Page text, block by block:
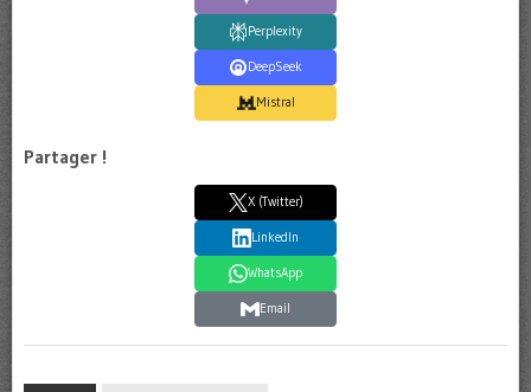
Perplexity
DeepSeek
Mistral
Partager !
X (Twitter)
LinkedIn
WhatsApp
Email